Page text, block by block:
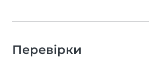
Перевірки